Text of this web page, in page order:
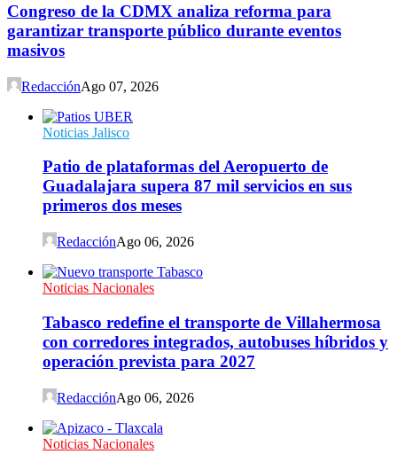
Congreso de la CDMX analiza reforma para
garantizar transporte público durante eventos
masivos
RedacciónAgo 07, 2026
Noticias Jalisco
Patio de plataformas del Aeropuerto de
Guadalajara supera 87 mil servicios en sus
primeros dos meses
RedacciónAgo 06, 2026
Noticias Nacionales
Tabasco redefine el transporte de Villahermosa
con corredores integrados, autobuses híbridos y
operación prevista para 2027
RedacciónAgo 06, 2026
Noticias Nacionales